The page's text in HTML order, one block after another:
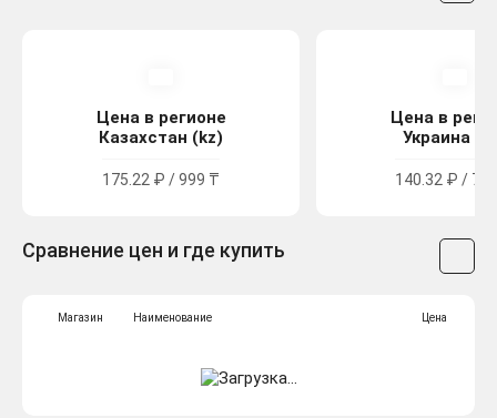
Цена в регионе
Казахстан (kz)
175.22 ₽ / 999 ₸
Цена в
Украина
140.32 ₽ /
Сравнение цен и где купить
Магазин Наименование Цена